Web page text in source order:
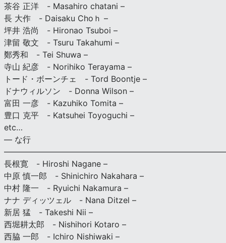
茶谷 正洋 - Masahiro chatani –
長 大作 - Daisaku Choｈ –
坪井 浩尚 - Hironao Tsuboi –
津留 敬文 - Tsuru Takahumi –
鄭秀和 - Tei Shuwa –
寺山 紀彦 - Norihiko Terayama –
トード・ボーンチェ - Tord Boontje –
ドナウィルソン - Donna Wilson –
富田 一彦 - Kazuhiko Tomita –
豊口 克平 - Katsuhei Toyoguchi –
etc…
— な行
長根寛 - Hiroshi Nagane –
中原 慎一郎 - Shinichiro Nakahara –
中村 隆一 - Ryuichi Nakamura –
ナナ ディッツェル - Nana Ditzel –
新居 猛 - Takeshi Nii –
西堀耕太郎 - Nishihori Kotaro –
西脇 一郎 - Ichiro Nishiwaki –